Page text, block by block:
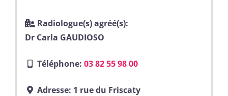
Radiologue(s) agréé(s):
Dr Carla GAUDIOSO
Téléphone: 03 82 55 98 00
Adresse: 1 rue du Friscaty